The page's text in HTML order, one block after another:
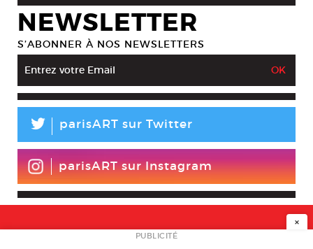
NEWSLETTER
S’ABONNER À NOS NEWSLETTERS
L parisART sur Twitter
parisART sur Instagram
×
PUBLICITÉ